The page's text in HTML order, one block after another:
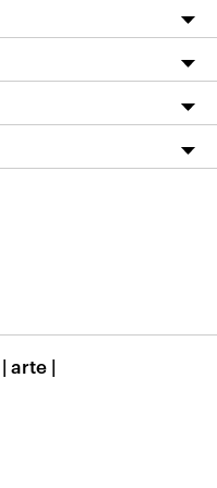
| arte |